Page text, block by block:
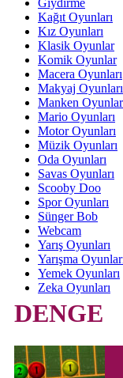
Giydirme
Kağıt Oyunları
Kız Oyunları
Klasik Oyunlar
Komik Oyunlar
Macera Oyunları
Makyaj Oyunları
Manken
Mario Oyunları
Motor Oyunları
Müzik Oyunları
Oda Oyunları
Savas Oyunları
Scooby Doo
Spor Oyunları
Sünger Bob
Webcam
Yarış Oyunları
Yarışma
Yemek Oyunları
Zeka Oyunları
DENGE